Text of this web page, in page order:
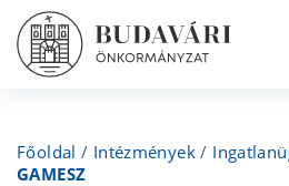
Főoldal / Intézmények /
GAMESZ